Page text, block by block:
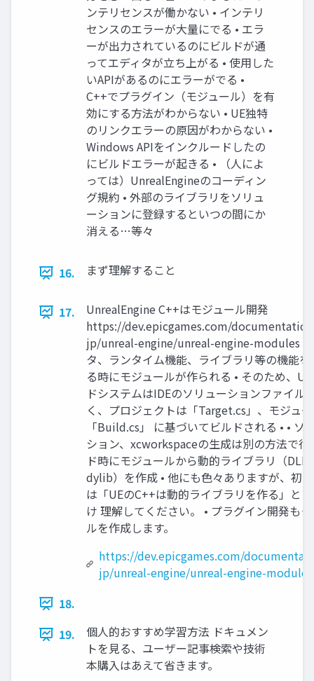
ンテリセンスが働かない • インテリ
センスのエラーが大量にでる • エラ
ーが出力されているのにビルドが通
ってエディタが立ち上がる • 使用した
いAPIがあるのにエラーがでる •
C++でプラグイン（モジュール）を有
効にする方法がわからない • UE独特
のリンクエラーの原因がわからない •
Windows APIをインクルードしたの
にビルドエラーが起きる • （人によ
っては）UnrealEngineのコーディン
グ規約 • 外部のライブラリをソリュ
ーションに登録するといつの間にか
消える…等々
16. まず理解すること
17.
UnrealEngine C++はモジュール開発
https://dev.epicgames.com/
jp/unreal-engine/unreal-engine-modules •
タ、ランタイム機能、ライブラリ等の機能
る時にモジュールが作られる • そのため、
ドシステムはIDEのソリューションファイル
く、プロジェクトは「Target.cs」、モジュ
「Build.cs」 に基づいてビルドされる • • ソ
ション、xcworkspaceの生成は別の方法で行
ド時にモジュールから動的ライブラリ（DLL
dylib）を作成 • 他にも色々ありますが、初
は「UEのC++は動的ライブラリを作る」と
け 理解してください。 • プラグイン開発も
ルを作成します。
https://dev.epicgames.com/
jp/unreal-engine/unreal-engine-modules
18.
19.
個人的おすすめ学習方法 ドキュメン
トを見る、ユーザー記事検索や技術
本購入はあえて省きます。